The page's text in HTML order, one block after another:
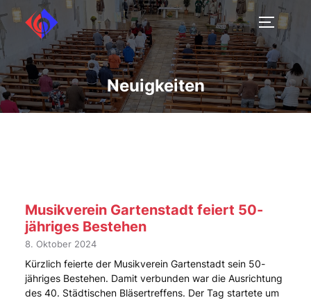
Neuigkeiten
Musikverein Gartenstadt feiert 50-
jähriges Bestehen
8. Oktober 2024
Kürzlich feierte der Musikverein Gartenstadt sein 50-
jähriges Bestehen. Damit verbunden war die Ausrichtung
des 40. Städtischen Bläsertreffens. Der Tag startete um